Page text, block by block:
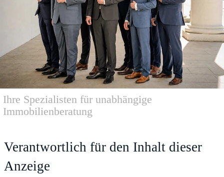
Ihre Spezialisten für unabhängige
Immobilienberatung
Verantwortlich für den Inhalt dieser
Anzeige